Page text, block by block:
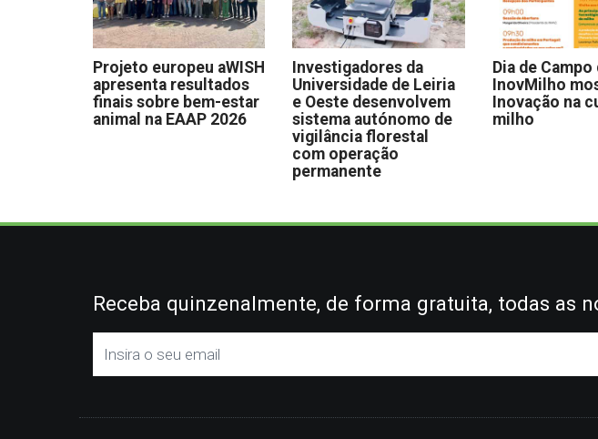
Projeto europeu aWISH
apresenta resultados
finais sobre bem-estar
animal na EAAP 2026
Investigadores da
Universidade de Leiria
e Oeste desenvolvem
sistema autónomo de
vigilância florestal
com operação
permanente
Dia de Campo
InovMilho
Inovação na
milho
Receba quinzenalmente, de forma gratuita, todas as